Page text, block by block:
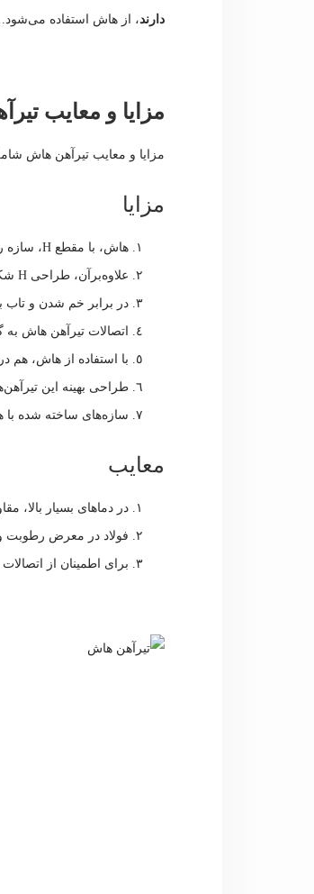
دارند، از هاش استفاده می‌شود.
مزایا و معایب
مزایا و معایب تیرآهن هاش
مزایا
هاش، با مقطع H، سازه را در برابر بارهای سنگین مقاوم می‌سازد.
علاوه‌برآن، طراحی H شکل، تعادل و پایداری سازه را در برابر نیروهای مختلف ارائه می‌دهد.
در برابر خم شدن و تاب
اتصالات تیرآهن هاش
با استفاده از هاش،
طراحی بهینه این
سازه‌های ساخته شده با
معایب
در دماهای بسیار
فولاد در معرض رطوبت
برای اطمینان از